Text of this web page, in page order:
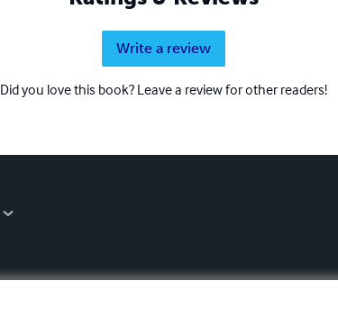
Write a review
Did you love this book? Leave a review for other readers!